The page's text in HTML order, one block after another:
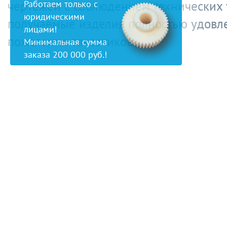
чертежей с соблюдением технических
получаемые изделия полностью
пожелания заказчиков.
Работаем только с
юридическими
лицами!
Минимальная сумма
заказа 200 000 руб.!